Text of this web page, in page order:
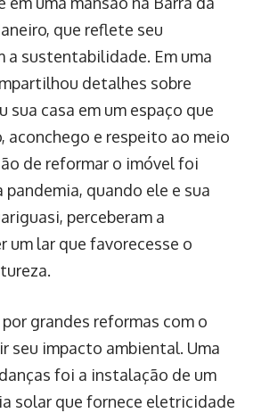
que reflete seu
a sustentabilidade. Em uma
detalhes sobre
sua casa em um espaço que
aconchego e respeito ao meio
de reformar o imóvel foi
quando ele e sua
perceberam a
um lar que favorecesse o
grandes reformas com o
seu impacto ambiental. Uma
foi a instalação de um
solar que fornece eletricidade